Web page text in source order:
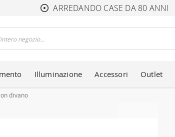
ARREDANDO CASE DA 80 ANNI
Illuminazione Accessori Outlet
divano